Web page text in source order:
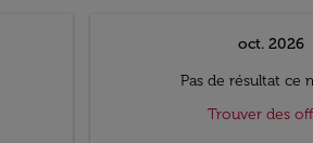
oct. 2026
Pas de résultat ce
Trouver des